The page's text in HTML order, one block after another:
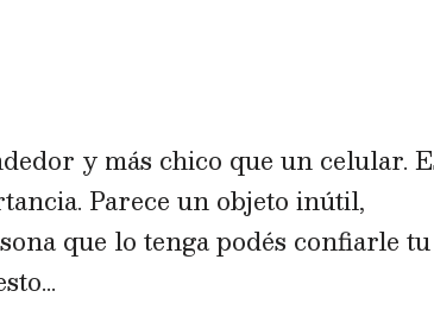
y más chico que un celular.
Parece un objeto inútil,
que lo tenga podés confiarle tu